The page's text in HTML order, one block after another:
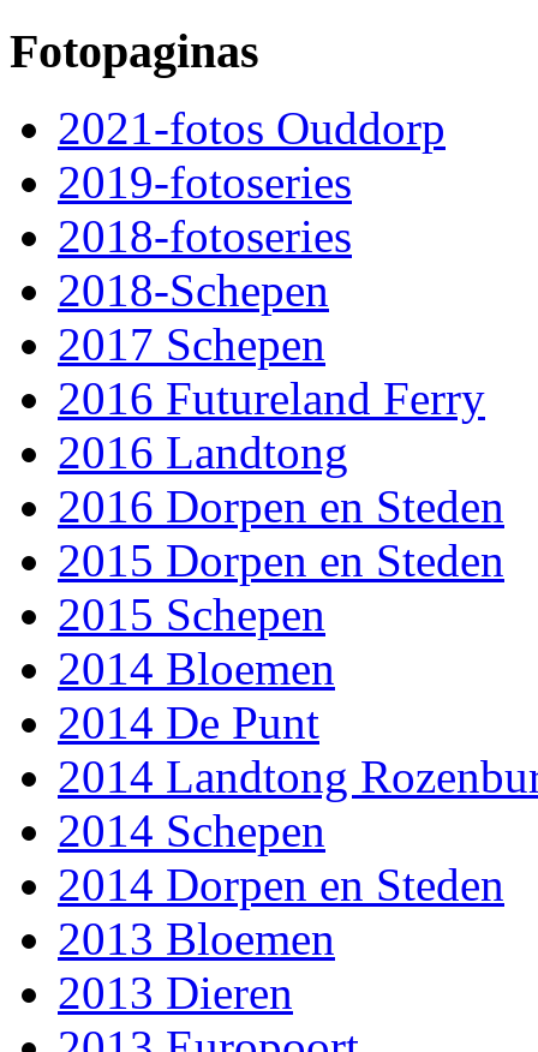
Fotopaginas
2021-fotos Ouddorp
2019-fotoseries
2018-fotoseries
2018-Schepen
2017 Schepen
2016 Futureland Ferry
2016 Landtong
2016 Dorpen en Steden
2015 Dorpen en Steden
2015 Schepen
2014 Bloemen
2014 De Punt
2014 Landtong
2014 Schepen
2014 Dorpen en Steden
2013 Bloemen
2013 Dieren